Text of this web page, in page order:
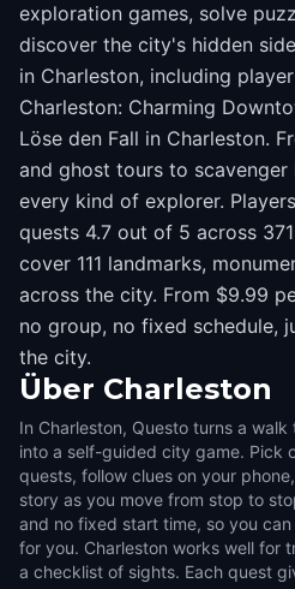
exploration games, solve
discover the city's hidden
in Charleston, including
Charleston: Charming
Löse den Fall in Charleston.
and ghost tours to
every kind of explorer.
quests 4.7 out of 5 across
cover 111 landmarks,
across the city. From $9.99
no group, no fixed schedule,
the city.
Über Charleston
In Charleston, Questo turns a
into a self-guided city game. Pick
quests, follow clues on your
story as you move from stop to
and no fixed start time, so you
for you. Charleston works well for
a checklist of sights. Each quest